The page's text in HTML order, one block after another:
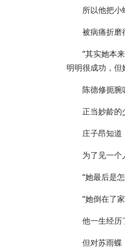
所以他把小蝴
被病痛折磨得
“其实她本来
明明很成功，
陈德修扼腕
正当妙龄的少
庄子昂知道，
为了见一个人
“她最后是怎
“她倒在了家
他一生经历了
但对苏雨蝶，